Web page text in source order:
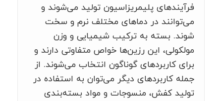
فرآیندهای پلیمریزاسیون تولید می‌شوند و
می‌توانند در دماهای مختلف نرم و سخت
شوند. بسته به ترکیب شیمیایی و وزن
مولکولی، این رزین‌ها خواص متفاوتی دارند و
برای کاربردهای گوناگون انتخاب می‌شوند. از
جمله کاربردهای دیگر می‌توان به استفاده در
تولید کفش، منسوجات و مواد بسته‌بندی